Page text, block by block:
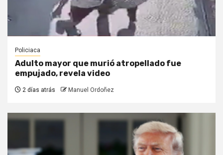
Policiaca
Adulto mayor que murió atropellado fue
empujado, revela video
2 días atrás Manuel Ordoñez